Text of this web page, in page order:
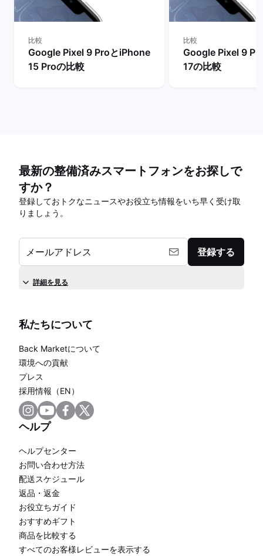
比較
Google Pixel 9 ProとiPhone
15 Proの比較
比較
Google Pixel 9
17の比較
最新の整備済みスマートフォンをお探しで
すか？
登録しておトクなニュースやお役立ち情報をいち早く受け取
りましょう。
メールアドレス 登録する
詳細を見る
私たちについて
Back Marketについて
環境への貢献
プレス
採用情報（EN）
ヘルプ
ヘルプセンター
お問い合わせ方法
配送スケジュール
返品・返金
お役立ちガイド
おすすめギフト
商品を比較する
すべてのお客様レビューを表示する